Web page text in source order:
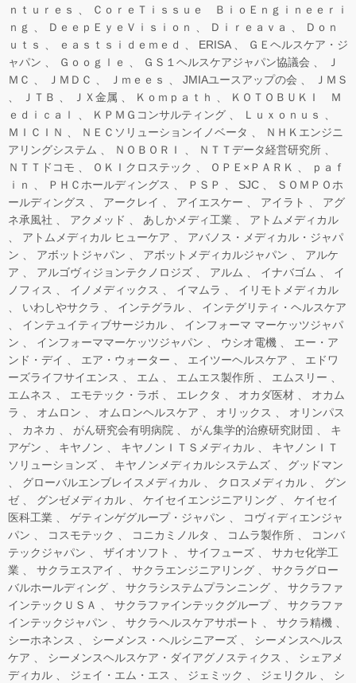
ｎｔｕｒｅｓ
ＣｏｒｅＴｉｓｓｕｅ ＢｉｏＥｎｇｉｎｅｅｒｉ
ｎｇ
ＤｅｅｐＥｙｅＶｉｓｉｏｎ Ｄｉｒｅａｖａ
Ｄｏｎ
ｕｔｓ
ｅａｓｔｓｉｄｅｍｅｄ ERISA
ＧＥヘルスケア・ジ
ャパン
Ｇｏｏｇｌｅ ＧＳ１ヘルスケアジャパン協議会
Ｊ
ＭＣ
ＪＭＤＣ Ｊｍｅｅｓ JMIAユースアップの会
ＪＭＳ
ＪＴＢ
ＪＸ金属 Ｋｏｍｐａｔｈ
ＫＯＴＯＢＵＫＩ Ｍ
ｅｄｉｃａｌ
ＫＰＭＧコンサルティング
Ｌｕｘｏｎｕｓ
ＭＩＣＩＮ
ＮＥＣソリューションイノベータ
ＮＨＫエンジニ
アリングシステム
ＮＯＢＯＲＩ
ＮＴＴデータ経営研究所
ＮＴＴドコモ
ＯＫＩクロステック ＯＰＥ×ＰＡＲＫ
ｐａｆ
ｉｎ
ＰＨＣホールディングス ＰＳＰ SJC
ＳＯＭＰＯホ
ールディングス
アークレイ アイエスケー アイラト
アグ
ネ承風社
アクメッド あしかメディ工業
アトムメディカル
アトムメディカル ヒューケア
アバノス・メディカル・ジャパ
ン
アボットジャパン アボットメディカルジャパン
アルケ
ア
アルゴヴィジョンテクノロジズ アルム イナバゴム
イ
ノフィス
イノメディックス イマムラ
イリモトメディカル
いわしやサクラ
インテグラル
インテグリティ・ヘルスケア
インテュイティブサージカル
インフォーマ マーケッツジャパ
ン
インフォーママーケッツジャパン ウシオ電機
エー・ア
ンド・デイ
エア・ウォーター エイツーヘルスケア
エドワ
ーズライフサイエンス
エム エムエス製作所
エムスリー
エムネス
エモテック・ラボ エレクタ オカダ医材
オカム
ラ
オムロン オムロンヘルスケア オリックス
オリンパス
カネカ
がん研究会有明病院 がん集学的治療研究財団
キ
アゲン
キヤノン キヤノンＩＴＳメディカル
キヤノンＩＴ
ソリューションズ
キヤノンメディカルシステムズ
グッドマン
グローバルエンブレイスメディカル
クロスメディカル
グン
ゼ
グンゼメディカル ケイセイエンジニアリング
ケイセイ
医科工業
ゲティンゲグループ・ジャパン
コヴィディエンジャ
パン
コスモテック コニカミノルタ コムラ製作所
コンバ
テックジャパン
ザイオソフト サイフューズ
サカセ化学工
業
サクラエスアイ サクラエンジニアリング
サクラグロー
バルホールディング
サクラシステムプランニング
サクラファ
インテックＵＳＡ
サクラファインテックグループ
サクラファ
インテックジャパン
サクラヘルスケアサポート
サクラ精機
シーホネンス
シーメンス・ヘルシニアーズ
シーメンスヘルス
ケア
シーメンスヘルスケア・ダイアグノスティクス
シェアメ
ディカル
ジェイ・エム・エス ジェミック ジェリクル シ